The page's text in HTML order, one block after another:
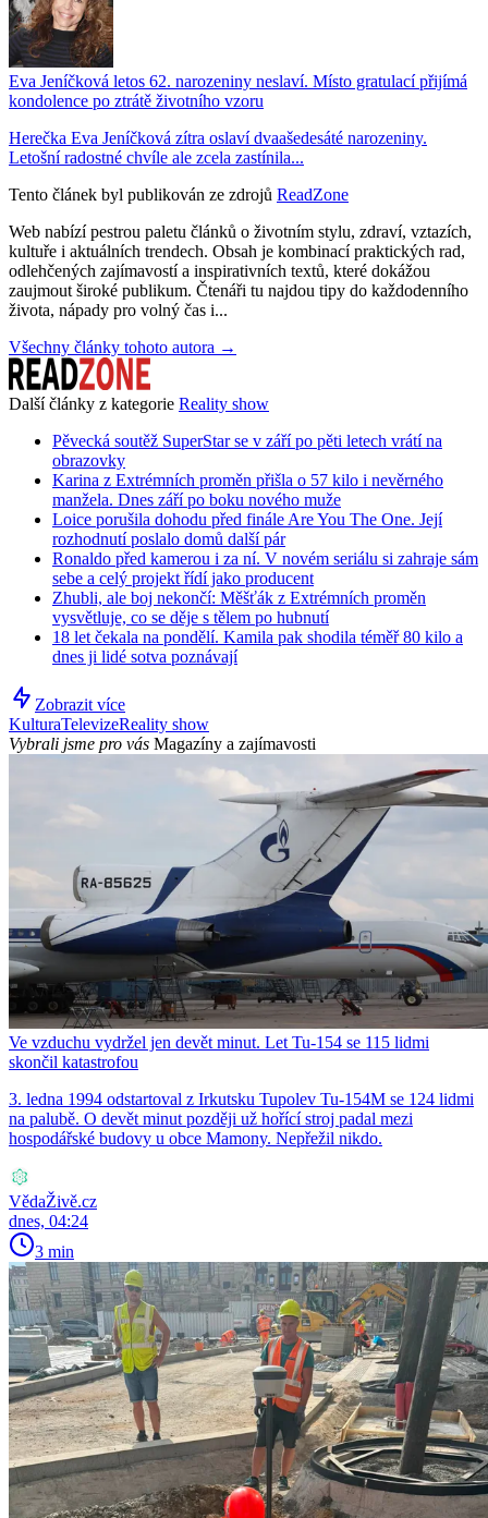
Eva Jeníčková letos 62. narozeniny neslaví. Místo gratulací přijímá
kondolence po ztrátě životního vzoru
Herečka Eva Jeníčková zítra oslaví dvaašedesáté narozeniny.
Letošní radostné chvíle ale zcela zastínila...
Tento článek byl publikován ze zdrojů ReadZone
Web nabízí pestrou paletu článků o životním stylu, zdraví, vztazích,
kultuře i aktuálních trendech. Obsah je kombinací praktických rad,
odlehčených zajímavostí a inspirativních textů, které dokážou
zaujmout široké publikum. Čtenáři tu najdou tipy do každodenního
života, nápady pro volný čas i...
Všechny články tohoto autora →
Další články z kategorie Reality show
Pěvecká soutěž SuperStar se v září po pěti letech vrátí na
obrazovky
Karina z Extrémních proměn přišla o 57 kilo i nevěrného
manžela. Dnes září po boku nového muže
Loice porušila dohodu před finále Are You The One. Její
rozhodnutí poslalo domů další pár
Ronaldo před kamerou i za ní. V novém seriálu si zahraje sám
sebe a celý projekt řídí jako producent
Zhubli, ale boj nekončí: Měšťák z Extrémních proměn
vysvětluje, co se děje s tělem po hubnutí
18 let čekala na pondělí. Kamila pak shodila téměř 80 kilo a
dnes ji lidé sotva poznávají
Zobrazit více
KulturaTelevizeReality show
Vybrali jsme pro vás Magazíny a zajímavosti
Ve vzduchu vydržel jen devět minut. Let Tu-154 se 115 lidmi
skončil katastrofou
3. ledna 1994 odstartoval z Irkutsku Tupolev Tu-154M se 124 lidmi
na palubě. O devět minut později už hořící stroj padal mezi
hospodářské budovy u obce Mamony. Nepřežil nikdo.
VědaŽivě.cz
dnes, 04:24
3 min